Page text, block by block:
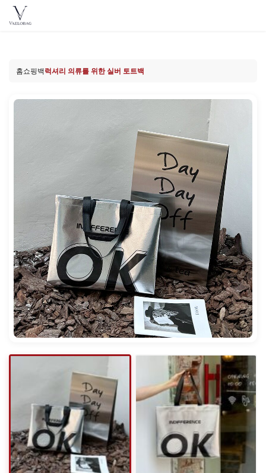
content
Vaelobag
홈쇼핑백럭셔리 의류를 위한 실버 토트백